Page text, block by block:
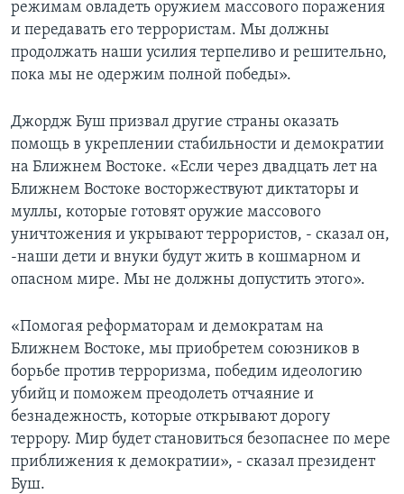
режимам овладеть оружием массового поражения
и передавать его террористам. Мы должны
продолжать наши усилия терпеливо и решительно,
пока мы не одержим полной победы».
Джордж Буш призвал другие страны оказать
помощь в укреплении стабильности и демократии
на Ближнем Востоке. «Если через двадцать лет на
Ближнем Востоке восторжествуют диктаторы и
муллы, которые готовят оружие массового
уничтожения и укрывают террористов, - сказал он,
-наши дети и внуки будут жить в кошмарном и
опасном мире. Мы не должны допустить этого».
«Помогая реформаторам и демократам на
Ближнем Востоке, мы приобретем союзников в
борьбе против терроризма, победим идеологию
убийц и поможем преодолеть отчаяние и
безнадежность, которые открывают дорогу
террору. Мир будет становиться безопаснее по мере
приближения к демократии», - сказал президент
Буш.